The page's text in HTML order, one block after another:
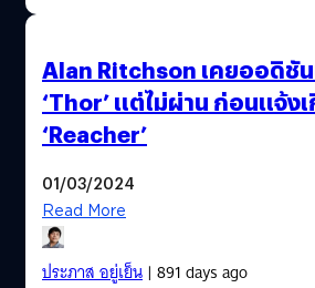
Alan Ritchson เคยออดิชั
‘Thor’ แต่ไม่ผ่าน ก่อนแจ้ง
‘Reacher’
01/03/2024
Read More
ประภาส อยู่เย็น| 891 days ago